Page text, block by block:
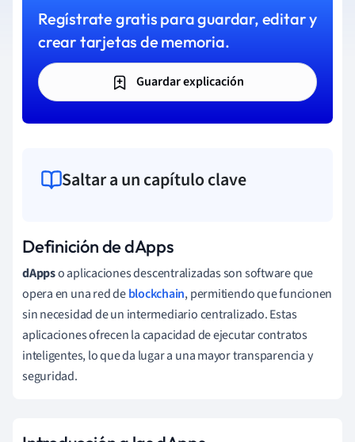
Regístrate gratis para guardar, editar y
crear tarjetas de memoria.
Guardar explicación
Saltar a un capítulo clave
Definición de dApps
dAppso aplicaciones descentralizadas son software que
opera en una red deblockchain, permitiendo que funcionen
sin necesidad de un intermediario centralizado. Estas
aplicaciones ofrecen la capacidad de ejecutar contratos
inteligentes, lo que da lugar a una mayor transparencia y
seguridad.